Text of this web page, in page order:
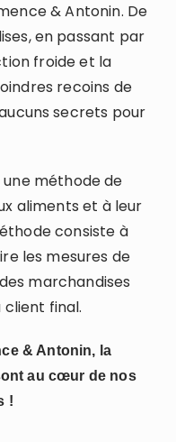
& Antonin. De
en passant par
froide et la
recoins de
secrets pour
une méthode de
aliments et à leur
consiste à
les mesures de
marchandises
client final.
& Antonin, la
au cœur de nos
!